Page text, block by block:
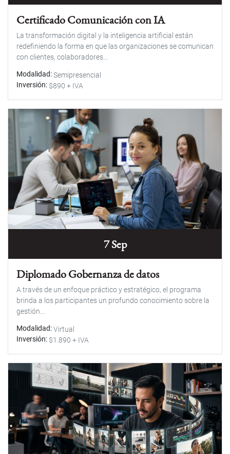
Certificado Comunicación con IA
La transformación digital y la inteligencia artificial están
redefiniendo la forma en que las organizaciones se comunican
con clientes, colaboradores...
Modalidad Semipresencial
Inversión $890 + IVA
7 Sep
Diplomado Gobernanza de datos
A través de un enfoque práctico y estratégico, el programa
brinda a los participantes un profundo conocimiento sobre la
gestión...
Modalidad Virtual
Inversión $1.890 + IVA